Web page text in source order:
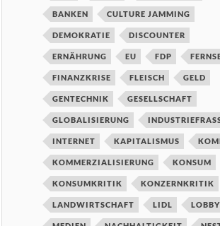
BANKEN CULTURE JAMMING
DEMOKRATIE DISCOUNTER
ERNÄHRUNG EU FDP
FINANZKRISE FLEISCH GELD
GENTECHNIK GESELLSCHAFT
GLOBALISIERUNG INDUSTRIEFRASS
INTERNET KAPITALISMUS
KOMMERZIALISIERUNG KONSUM
KONSUMKRITIK KONZERNKRITIK
LANDWIRTSCHAFT LIDL